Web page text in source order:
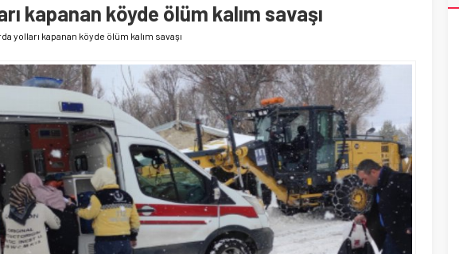
kapanan köyde ölüm kalım savaşı
yolları kapanan köyde ölüm kalım savaşı